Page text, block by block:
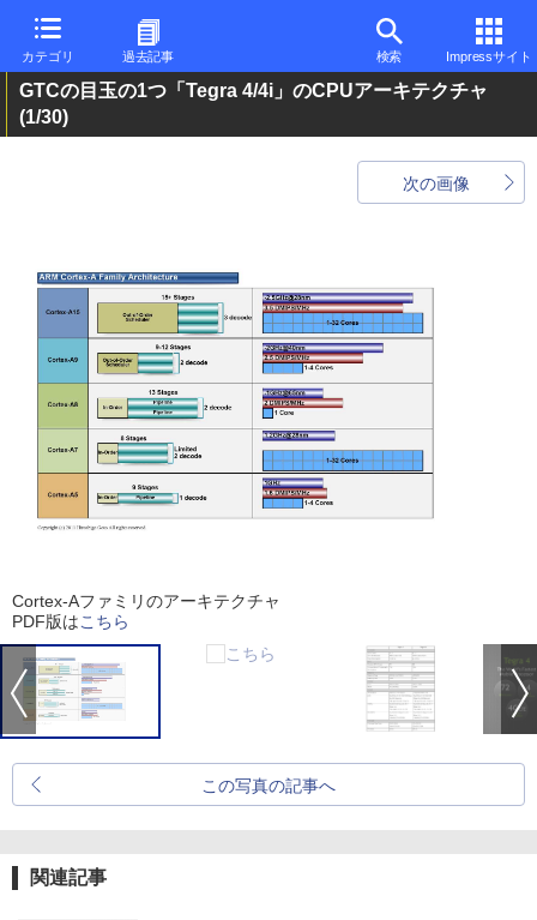
カテゴリ 過去記事 検索 Impressサイト
GTCの目玉の1つ「Tegra 4/4i」のCPUアーキテクチャ
(1/30)
次の画像
Cortex-Aファミリのアーキテクチャ
PDF版はこちら
この写真の記事へ
関連記事